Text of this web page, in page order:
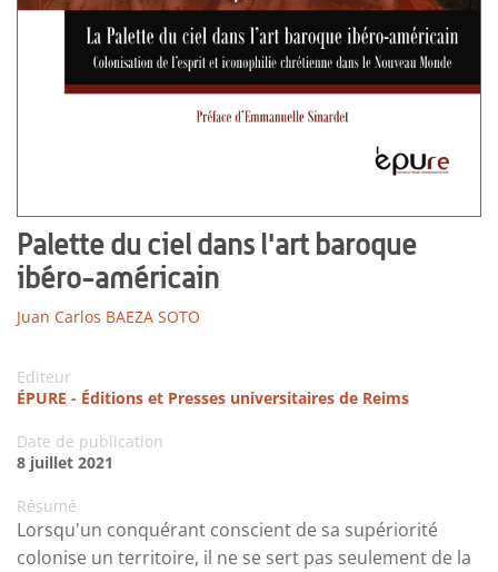
Palette du ciel dans l'art baroque
ibéro-américain
Juan Carlos BAEZA SOTO
Editeur
ÉPURE - Éditions et Presses universitaires de Reims
Date de publication
8 juillet 2021
Résumé
Lorsqu'un conquérant conscient de sa supériorité
colonise un territoire, il ne se sert pas seulement de la